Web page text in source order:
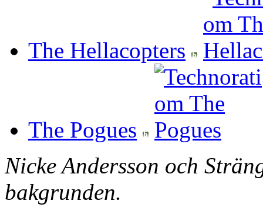
The Hellacopters
The Pogues
Nicke Andersson och
bakgrunden.